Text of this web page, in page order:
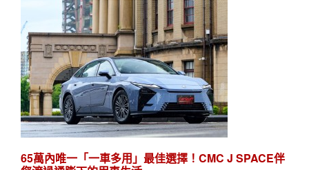
65萬內唯一「一車多用」最佳選擇！CMC J SPACE伴